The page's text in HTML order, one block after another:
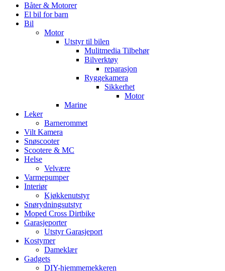
Båter & Motorer
El bil for barn
Bil
Motor
Utstyr til bilen
Mulitmedia Tilbehør
Bilverktøy
reparasjon
Ryggekamera
Sikkerhet
Motor
Marine
Leker
Barnerommet
Vilt Kamera
Snøscooter
Scootere & MC
Helse
Velvære
Varmepumper
Interiør
Kjøkkenutstyr
Snørydningsutstyr
Moped Cross Dirtbike
Garasjeporter
Utstyr Garasjeport
Kostymer
Dameklær
Gadgets
DIY-hjemmemekkeren